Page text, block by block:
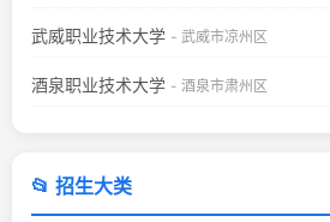
武威职业技术大学 - 武威市凉州区
酒泉职业技术大学 - 酒泉市肃州区
📂 招生大类